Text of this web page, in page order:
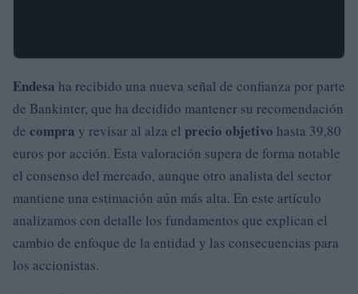
Endesa ha recibido una nueva señal de confianza por parte
de Bankinter, que ha decidido mantener su recomendación
de compra y revisar al alza el precio objetivo hasta 39,80
euros por acción. Esta valoración supera de forma notable
el consenso del mercado, aunque otro analista del sector
mantiene una estimación aún más alta. En este artículo
analizamos con detalle los fundamentos que explican el
cambio de enfoque de la entidad y las consecuencias para
los accionistas.